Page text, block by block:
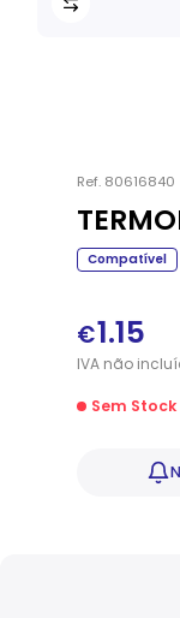
Ref. 80616840
Compatível
€1.15
IVAnão
Sem Stock